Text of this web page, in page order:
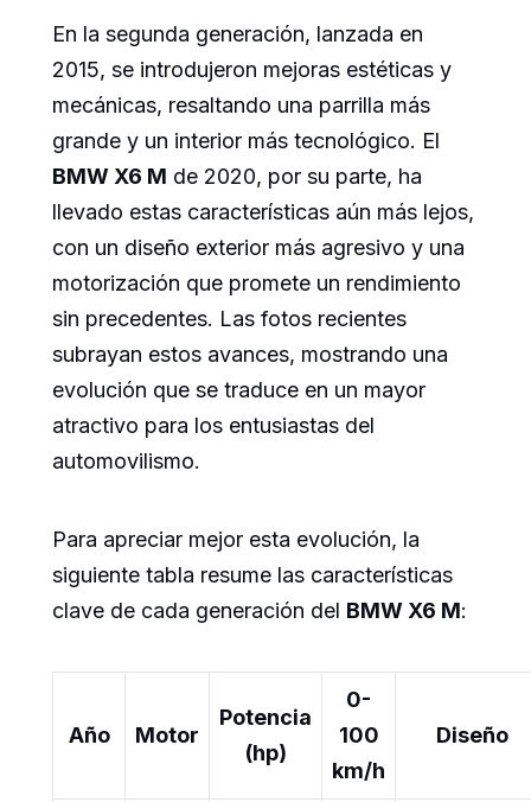
En la segunda generación, lanzada en
2015, se introdujeron mejoras estéticas y
mecánicas, resaltando una parrilla más
grande y un interior más tecnológico. El
BMW X6 M de 2020, por su parte, ha
llevado estas características aún más lejos,
con un diseño exterior más agresivo y una
motorización que promete un rendimiento
sin precedentes. Las fotos recientes
subrayan estos avances, mostrando una
evolución que se traduce en un mayor
atractivo para los entusiastas del
automovilismo.
Para apreciar mejor esta evolución, la
siguiente tabla resume las características
clave de cada generación del BMW X6 M:
Año Motor
Potencia
(hp)
0-
100
km/h
Diseño